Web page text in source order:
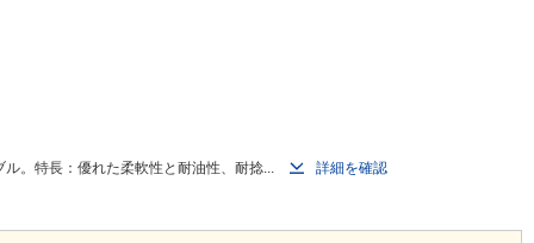
。特長：優れた柔軟性と耐油性、耐捻... 詳細を確認